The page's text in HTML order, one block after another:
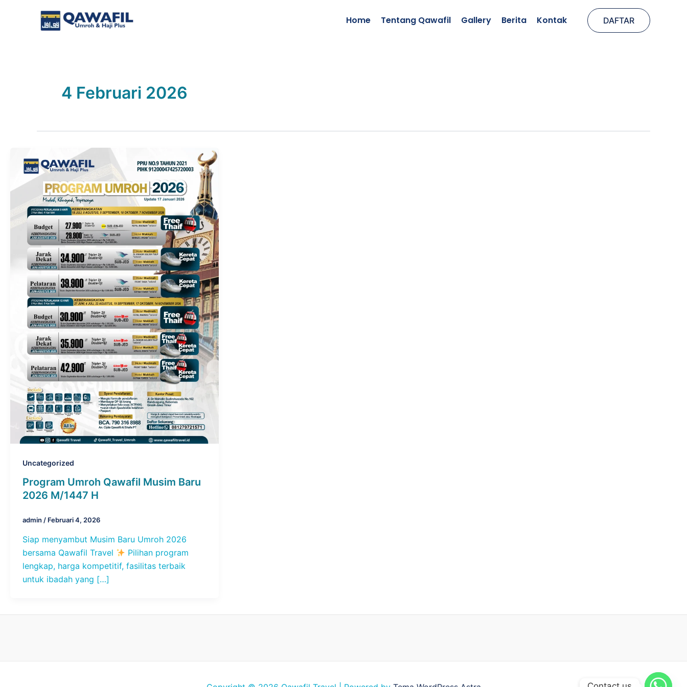
Home Tentang Qawafil Gallery Berita Kontak DAFTAR
4 Februari 2026
Uncategorized
Program Umroh Qawafil Musim Baru
2026 M/1447 H
admin / Februari 4, 2026
Siap menyambut Musim Baru Umroh 2026
bersama Qawafil Travel
Pilihan program
lengkap, harga kompetitif, fasilitas terbaik
untuk ibadah yang […]